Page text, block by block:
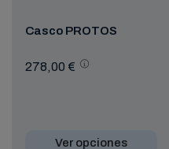
Casco PROTOS
278,00 €
Ver opciones